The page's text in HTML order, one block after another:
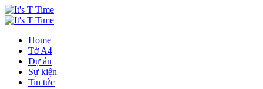
Home
Tờ A4
Dự án
Sự kiện
Tin tức